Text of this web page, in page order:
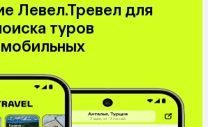
Левел.Тревел для
туров